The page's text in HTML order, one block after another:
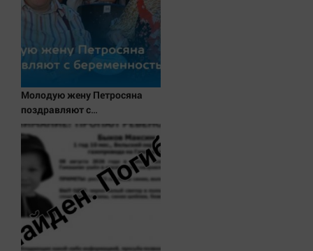
Молодую жену Петросяна
поздравляют с
беременностью